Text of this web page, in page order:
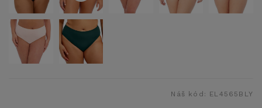
Náš kód: EL4565BLY